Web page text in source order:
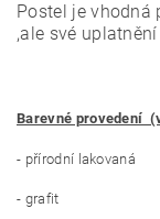
Postel je vhodná
,ale své
Barevné provedení
- přírodní lakovaná
- grafit